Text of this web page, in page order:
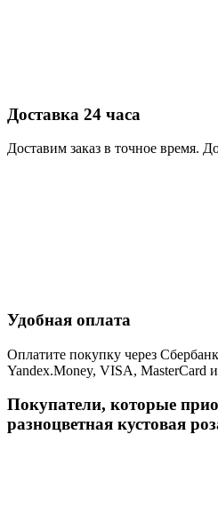
Доставка 24 часа
Доставим заказ в точное время.
Удобная оплата
Оплатите покупку через
Yandex.Money, VISA, MasterCard
Покупатели, которые
разноцветная кустовая